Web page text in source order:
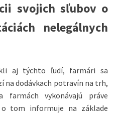
svojich sľubov o
nelegálnych
aj týchto ľudí, farmári sa
na dodávkach potravín na trh,
vykonávajú práve
tom informuje na základe